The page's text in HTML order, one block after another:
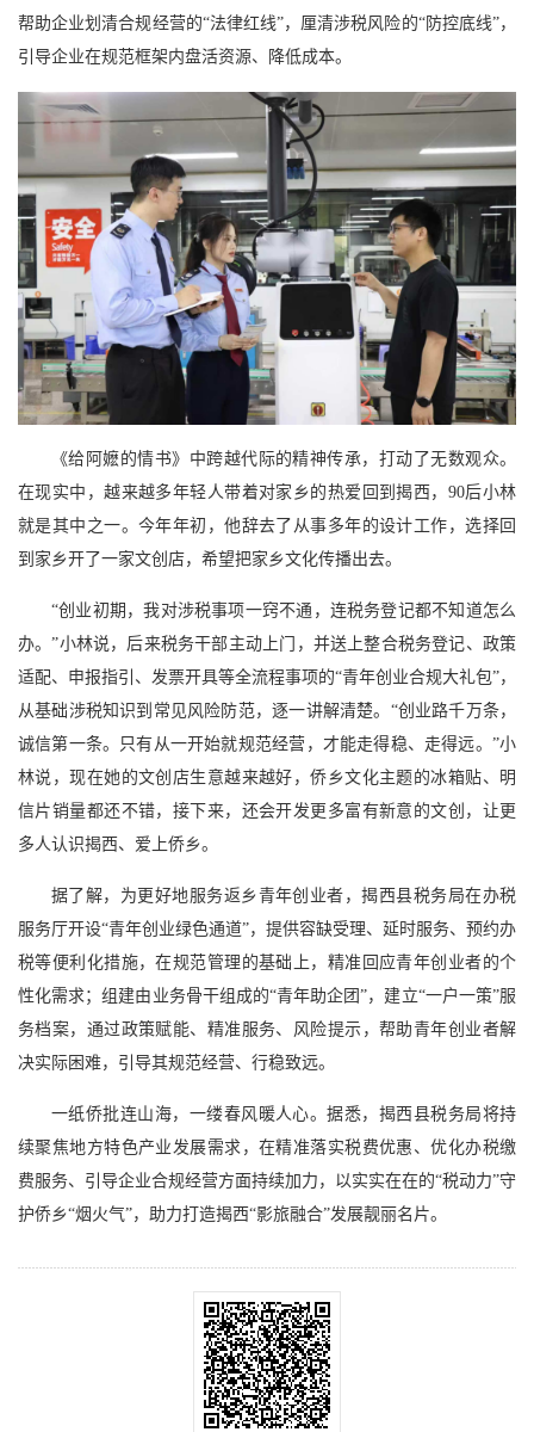
帮助企业划清合规经营的“法律红线”，厘清涉税风险的“防控底线”，
引导企业在规范框架内盘活资源、降低成本。
《给阿嬷的情书》中跨越代际的精神传承，打动了无数观众。
在现实中，越来越多年轻人带着对家乡的热爱回到揭西，90后小林
就是其中之一。今年年初，他辞去了从事多年的设计工作，选择回
到家乡开了一家文创店，希望把家乡文化传播出去。
“创业初期，我对涉税事项一窍不通，连税务登记都不知道怎么
办。”小林说，后来税务干部主动上门，并送上整合税务登记、政策
适配、申报指引、发票开具等全流程事项的“青年创业合规大礼包”，
从基础涉税知识到常见风险防范，逐一讲解清楚。“创业路千万条，
诚信第一条。只有从一开始就规范经营，才能走得稳、走得远。”小
林说，现在她的文创店生意越来越好，侨乡文化主题的冰箱贴、明
信片销量都还不错，接下来，还会开发更多富有新意的文创，让更
多人认识揭西、爱上侨乡。
据了解，为更好地服务返乡青年创业者，揭西县税务局在办税
服务厅开设“青年创业绿色通道”，提供容缺受理、延时服务、预约办
税等便利化措施，在规范管理的基础上，精准回应青年创业者的个
性化需求；组建由业务骨干组成的“青年助企团”，建立“一户一策”服
务档案，通过政策赋能、精准服务、风险提示，帮助青年创业者解
决实际困难，引导其规范经营、行稳致远。
一纸侨批连山海，一缕春风暖人心。据悉，揭西县税务局将持
续聚焦地方特色产业发展需求，在精准落实税费优惠、优化办税缴
费服务、引导企业合规经营方面持续加力，以实实在在的“税动力”守
护侨乡“烟火气”，助力打造揭西“影旅融合”发展靓丽名片。